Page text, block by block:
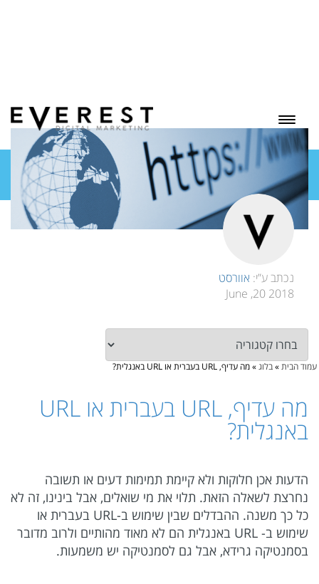
בלוג
נכתב ע”י: אוורסט
2018 20, June
עמוד הבית»בלוג»מה עדיף, URL בעברית או URL באנגלית?
מה עדיף, URL בעברית או URL
באנגלית?
הדעות אכן חלוקות ולא קיימת תמימות דעים או תשובה
נחרצת לשאלה הזאת. תלוי את מי שואלים, אבל בינינו, זה לא
כל כך משנה. ההבדלים שבין שימוש ב-URL בעברית או
שימוש ב- URL באנגלית הם לא מאוד מהותיים ולרוב מדובר
בסמנטיקה גרידא, אבל גם לסמנטיקה יש משמעות.